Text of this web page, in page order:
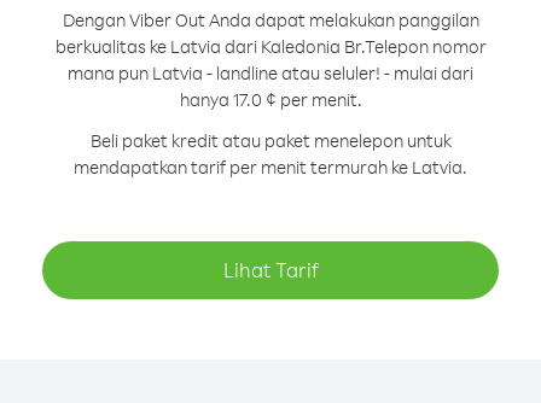
Dengan Viber Out Anda dapat melakukan panggilan
berkualitas ke Latvia dari Kaledonia Br.Telepon nomor
mana pun Latvia - landline atau seluler! - mulai dari
hanya 17.0 ¢ per menit.
Beli paket kredit atau paket menelepon untuk
mendapatkan tarif per menit termurah ke Latvia.
Lihat Tarif